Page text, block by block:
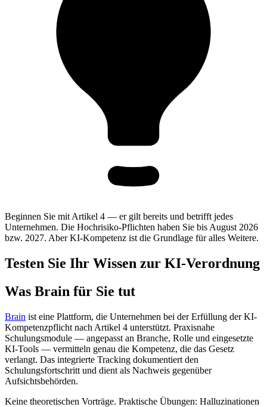
Beginnen Sie mit Artikel 4 — er gilt bereits und betrifft jedes
Unternehmen. Die Hochrisiko-Pflichten haben Sie bis August 2026
bzw. 2027. Aber KI-Kompetenz ist die Grundlage für alles Weitere.
Testen Sie Ihr Wissen zur KI-Verordnung
Was Brain für Sie tut
Brain ist eine Plattform, die Unternehmen bei der Erfüllung der KI-
Kompetenzpflicht nach Artikel 4 unterstützt. Praxisnahe
Schulungsmodule — angepasst an Branche, Rolle und eingesetzte
KI-Tools — vermitteln genau die Kompetenz, die das Gesetz
verlangt. Das integrierte Tracking dokumentiert den
Schulungsfortschritt und dient als Nachweis gegenüber
Aufsichtsbehörden.
Keine theoretischen Vorträge. Praktische Übungen: Halluzinationen